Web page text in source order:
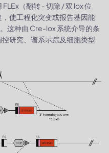
（翻转 - 切除 / 双 lox 位
使工程化突变或报告基因能
这种由 Cre-lox 系统介导的条
研究、谱系示踪及细胞类型